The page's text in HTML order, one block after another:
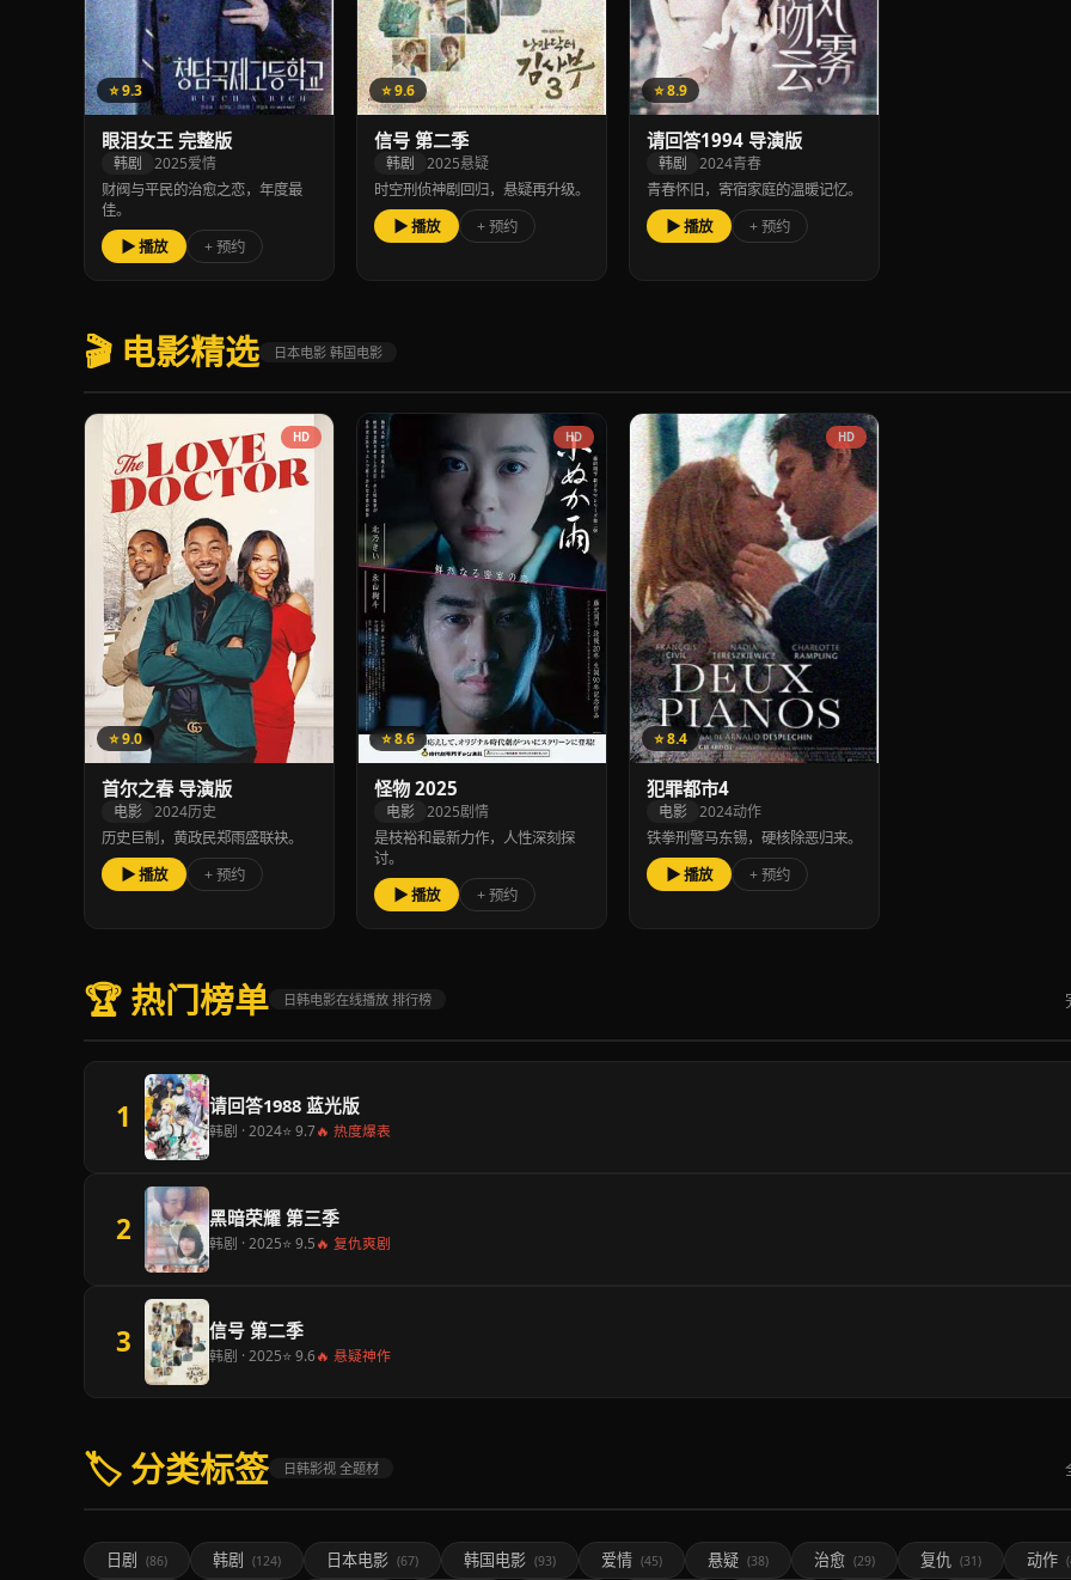
⭐ 9.3
眼泪女王 完整版
韩剧 2025爱情
财阀与平民的治愈之恋，年度最
佳。
▶ 播放 + 预约
⭐ 9.6
信号 第二季
韩剧 2025悬疑
时空刑侦神剧回归，悬疑再升级。
▶ 播放 + 预约
⭐ 8.9
请回答1994 导演版
韩剧 2024青春
青春怀旧，寄宿家庭的温暖记忆。
▶ 播放 + 预约
🎬 电影精选 日本电影 韩国电影
HD
⭐ 9.0
首尔之春 导演版
电影 2024历史
历史巨制，黄政民郑雨盛联袂。
▶ 播放 + 预约
HD
⭐ 8.6
怪物 2025
电影 2025剧情
是枝裕和最新力作，人性深刻探
讨。
▶ 播放 + 预约
HD
⭐ 8.4
犯罪都市4
电影 2024动作
铁拳刑警马东锡，硬核除恶归来。
▶ 播放 + 预约
🏆 热门榜单 日韩电影在线播放 排行榜
1 请回答1988 蓝光版
韩剧 · 2024⭐ 9.7🔥 热度爆表
2 黑暗荣耀 第三季
韩剧 · 2025⭐ 9.5🔥 复仇爽剧
3 信号 第二季
韩剧 · 2025⭐ 9.6🔥 悬疑神作
🏷️ 分类标签 日韩影视 全题材
日剧 (86) 韩剧 (124) 日本电影 (67) 韩国电影 (93) 爱情 (45) 悬疑 (38) 治愈 (29) 复仇 (31) 动作